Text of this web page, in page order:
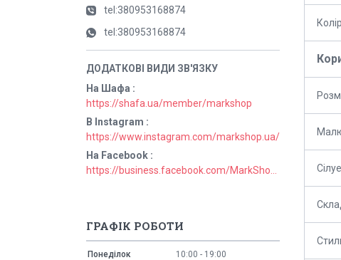
Колір
tel:380953168874
tel:380953168874
На Шафа
https://shafa.ua/member/markshop
В Instagram
https://www.instagram.com/markshop.ua/
На Facebook
ГРАФІК РОБОТИ
Понеділок 10:00 19:00